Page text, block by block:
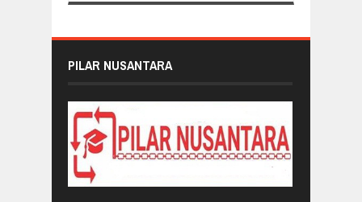
PILAR NUSANTARA